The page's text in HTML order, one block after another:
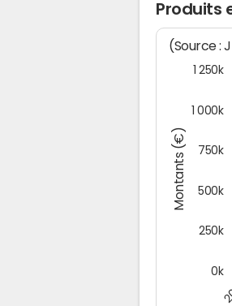
Produits
Montants (€)
(Source :
0k
250k
500k
750k
1 000k
1 250k